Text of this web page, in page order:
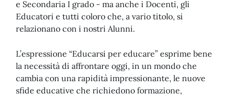
e Secondaria I grado - ma anche i Docenti, gli
Educatori e tutti coloro che, a vario titolo, si
relazionano con i nostri Alunni.
L’espressione “Educarsi per educare” esprime bene
la necessità di affrontare oggi, in un mondo che
cambia con una rapidità impressionante, le nuove
sfide educative che richiedono formazione,